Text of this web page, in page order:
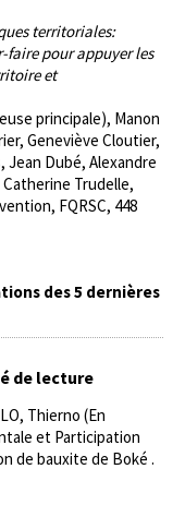
territoriales:
faire pour appuyer les
et
principale), Manon
Geneviève Cloutier,
Jean Dubé, Alexandre
Trudelle,
FQRSC, 448
des 5 dernières
de lecture
Thierno (En
et Participation
de bauxite de Boké .